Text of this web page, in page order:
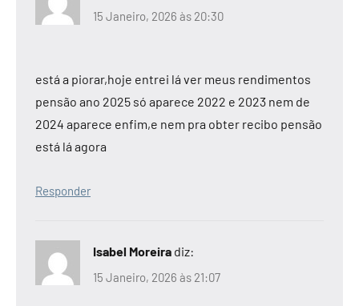
15 Janeiro, 2026 às 20:30
está a piorar,hoje entrei lá ver meus rendimentos
pensão ano 2025 só aparece 2022 e 2023 nem de
2024 aparece enfim,e nem pra obter recibo pensão
está lá agora
Responder
Isabel Moreira diz:
15 Janeiro, 2026 às 21:07